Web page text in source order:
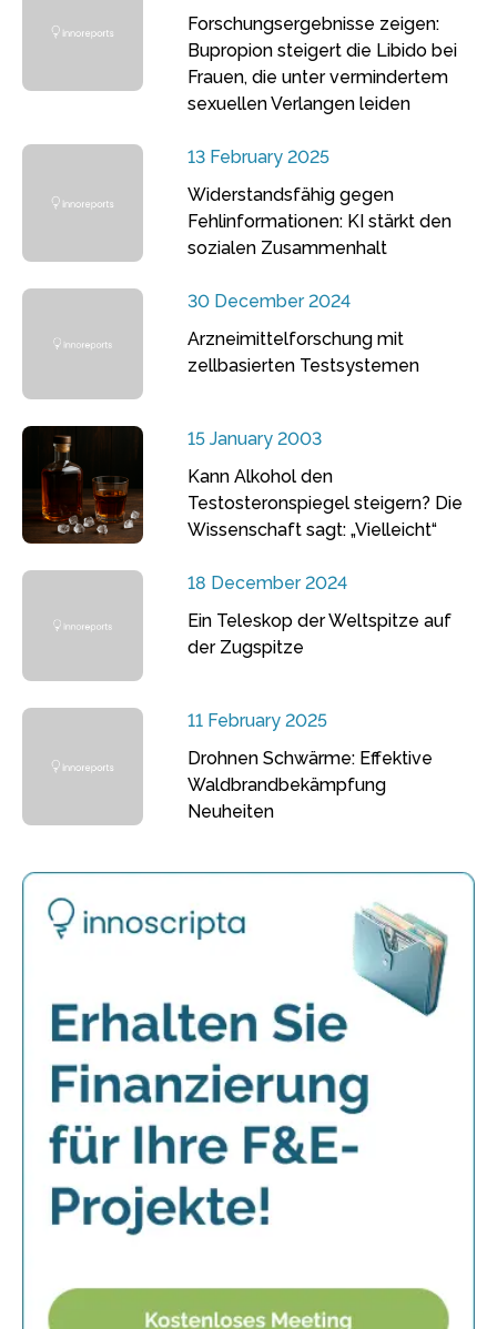
Forschungsergebnisse zeigen:
Bupropion steigert die Libido bei
Frauen, die unter vermindertem
sexuellen Verlangen leiden
13 February 2025
Widerstandsfähig gegen
Fehlinformationen: KI stärkt den
sozialen Zusammenhalt
30 December 2024
Arzneimittelforschung mit
zellbasierten Testsystemen
15 January 2003
Kann Alkohol den
Testosteronspiegel steigern? Die
Wissenschaft sagt: „Vielleicht“
18 December 2024
Ein Teleskop der Weltspitze auf
der Zugspitze
11 February 2025
Drohnen Schwärme: Effektive
Waldbrandbekämpfung
Neuheiten